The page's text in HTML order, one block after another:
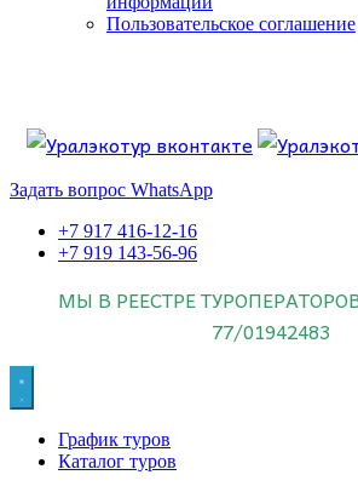
Пользовательское соглашение
Знайте об этом.
Задать вопрос WhatsApp
+7 917 416-12-16
+7 919 143-56-96
МЫ В РЕЕСТРЕ
77/01942483
График туров
Каталог туров